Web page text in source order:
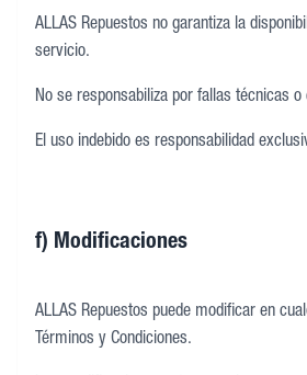
ALLAS Repuestos no garantiza la
servicio.
No se responsabiliza por fallas técnicas o
El uso indebido es responsabilidad
f) Modificaciones
ALLAS Repuestos puede modificar en
Términos y Condiciones.